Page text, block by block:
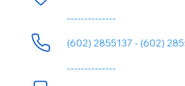
--------------
(602) 2855137 - (602)
--------------